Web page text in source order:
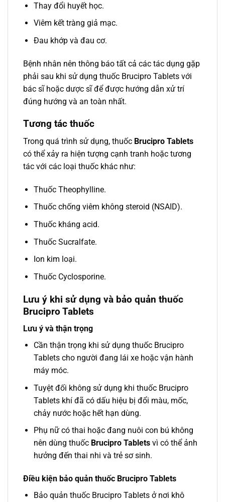
Thay đổi huyết học.
Viêm kết tràng giả mạc.
Đau khớp và đau cơ.
Bệnh nhân nên thông báo tất cả các tác dụng gặp
phải sau khi sử dụng thuốc Brucipro Tablets với
bác sĩ hoặc dược sĩ để được hướng dẫn xử trí
đúng hướng và an toàn nhất.
Tương tác thuốc
Trong quá trình sử dụng, thuốc Brucipro Tablets
có thể xảy ra hiện tượng cạnh tranh hoặc tương
tác với các loại thuốc khác như:
Thuốc Theophylline.
Thuốc chống viêm không steroid (NSAID).
Thuốc kháng acid.
Thuốc Sucralfate.
Ion kim loại.
Thuốc Cyclosporine.
Lưu ý khi sử dụng và bảo quản thuốc
Brucipro Tablets
Lưu ý và thận trọng
Cần thận trọng khi sử dụng thuốc Brucipro
Tablets cho người đang lái xe hoặc vận hành
máy móc.
Tuyệt đối không sử dụng khi thuốc Brucipro
Tablets khí đã có dấu hiệu bị đổi màu, mốc,
chảy nước hoặc hết hạn dùng.
Phụ nữ có thai hoặc đang nuôi con bú không
nên dùng thuốc Brucipro Tabletsvì có thể ảnh
hưởng đến thai nhi và trẻ sơ sinh.
Điều kiện bảo quản thuốc Brucipro Tablets
Bảo quản thuốc Brucipro Tablets ở nơi khô